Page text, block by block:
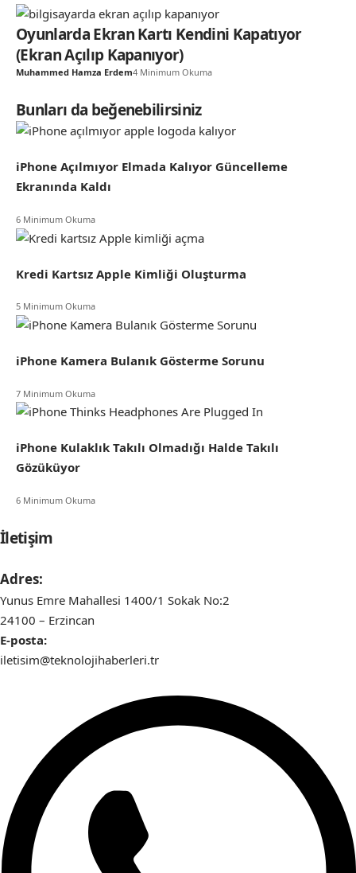
Oyunlarda Ekran Kartı Kendini Kapatıyor
(Ekran Açılıp Kapanıyor)
Muhammed Hamza Erdem4 Minimum Okuma
Bunları da beğenebilirsiniz
iPhone Açılmıyor Elmada Kalıyor Güncelleme
Ekranında Kaldı
6 Minimum Okuma
Kredi Kartsız Apple Kimliği Oluşturma
5 Minimum Okuma
iPhone Kamera Bulanık Gösterme Sorunu
7 Minimum Okuma
iPhone Kulaklık Takılı Olmadığı Halde Takılı
Gözüküyor
6 Minimum Okuma
İletişim
Adres:
Yunus Emre Mahallesi 1400/1 Sokak No:2
24100 – Erzincan
E-posta:
iletisim@teknolojihaberleri.tr